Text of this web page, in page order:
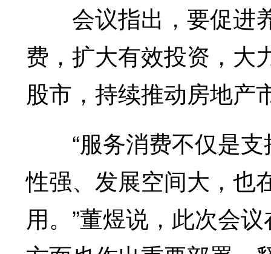
会议指出，要促进
费，扩大有效投资，大
股市，持续推动房地产
“服务消费不仅是支
性强、发展空间大，也
用。”董煜说，此次会